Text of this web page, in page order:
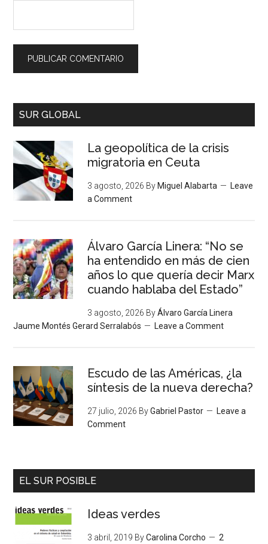
SUR GLOBAL
La geopolítica de la crisis
migratoria en Ceuta
3 agosto, 2026 ByMiguel Alabarta
Leave
a Comment
Álvaro García Linera: “No se
ha entendido en más de cien
años lo que quería decir Marx
cuando hablaba del Estado”
3 agosto, 2026 ByÁlvaro García Linera
Jaume Montés Gerard Serralabós
Leave a Comment
Escudo de las Américas, ¿la
síntesis de la nueva derecha?
27 julio, 2026 ByGabriel Pastor
Leave a
Comment
EL SUR POSIBLE
Ideas verdes
3 abril, 2019 ByCarolina Corcho
2